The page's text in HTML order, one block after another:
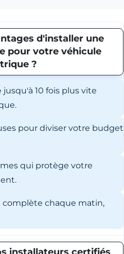
d'installer une
pour votre véhicule
?
10 fois plus vite
pour diviser votre budget
qui protège votre
complète chaque matin,